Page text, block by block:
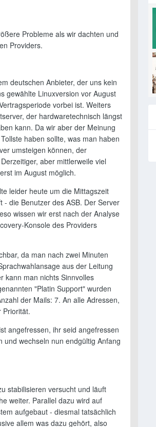
Probleme als wir dachten und
Providers.
deutschen Anbieter, der uns kein
gewählte Linuxversion vor August
vorbei ist. Weiters
der hardwaretechnisch längst
kann. Da wir aber der Meinung
haben sollte, was man haben
umsteigen können, der
aber mittlerweile viel
im August möglich.
leider heute um die Mittagszeit
die Benutzer des ASB. Der Server
wissen wir erst nach der Analyse
Konsole des Providers
da man nach zwei Minuten
aus der Leitung
kann man nichts Sinnvolles
"Platin Support" wurden
der Mails: 7. An alle Adressen,
Priorität.
angefressen, ihr seid angefressen
wechseln nun endgültig Anfang
stabilisieren versucht und läuft
weiter. Parallel dazu wird auf
aufgebaut - diesmal tatsächlich
allem was dazu gehört, also